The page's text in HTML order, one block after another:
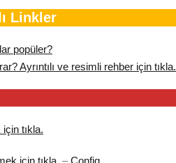
Linkler
popüler?
Ayrıntılı ve resimli rehber için tıkla.
tıkla.
için tıkla. –Config